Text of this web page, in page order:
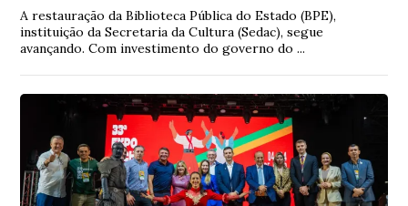
A restauração da Biblioteca Pública do Estado (BPE),
instituição da Secretaria da Cultura (Sedac), segue
avançando. Com investimento do governo do ...